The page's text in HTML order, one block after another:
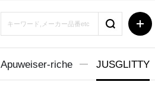
Apuweiser-riche JUSGLITTY